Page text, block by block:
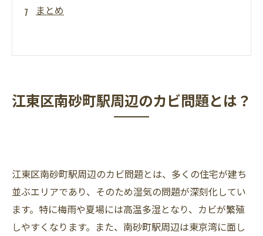
まとめ
江東区南砂町駅周辺のカビ問題とは？
江東区南砂町駅周辺のカビ問題とは、多くの住宅が建ち
並ぶエリアであり、そのため湿気の問題が深刻化してい
ます。特に梅雨や夏場には高温多湿となり、カビが繁殖
しやすくなります。また、南砂町駅周辺は東京湾に面し